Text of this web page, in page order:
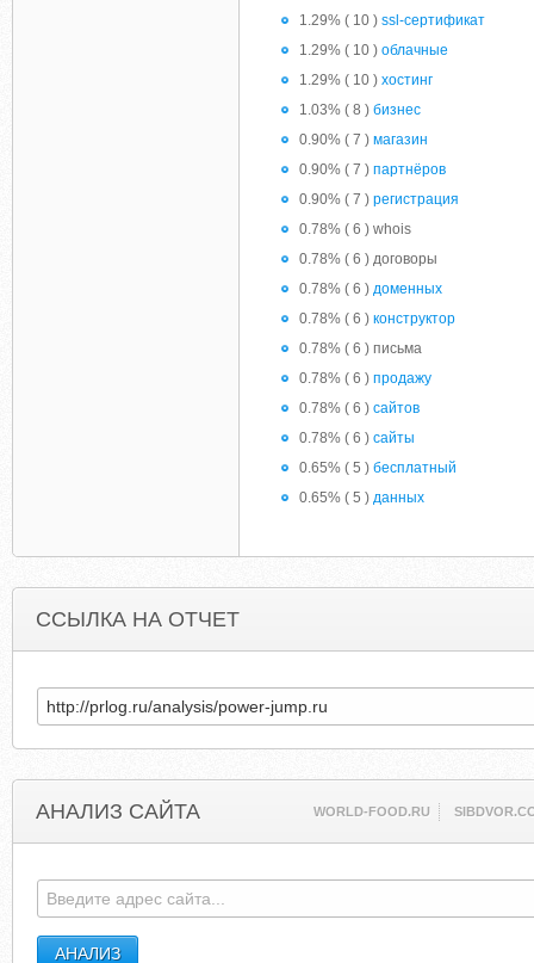
1.29% ( 10 ) ssl-сертификат
1.29% ( 10 ) облачные
1.29% ( 10 ) хостинг
1.03% ( 8 ) бизнес
0.90% ( 7 ) магазин
0.90% ( 7 ) партнёров
0.90% ( 7 ) регистрация
0.78% ( 6 ) whois
0.78% ( 6 ) договоры
0.78% ( 6 ) доменных
0.78% ( 6 ) конструктор
0.78% ( 6 ) письма
0.78% ( 6 ) продажу
0.78% ( 6 ) сайтов
0.78% ( 6 ) сайты
0.65% ( 5 ) бесплатный
0.65% ( 5 ) данных
ССЫЛКА НА ОТЧЕТ
АНАЛИЗ САЙТА WORLD-FOOD.RU